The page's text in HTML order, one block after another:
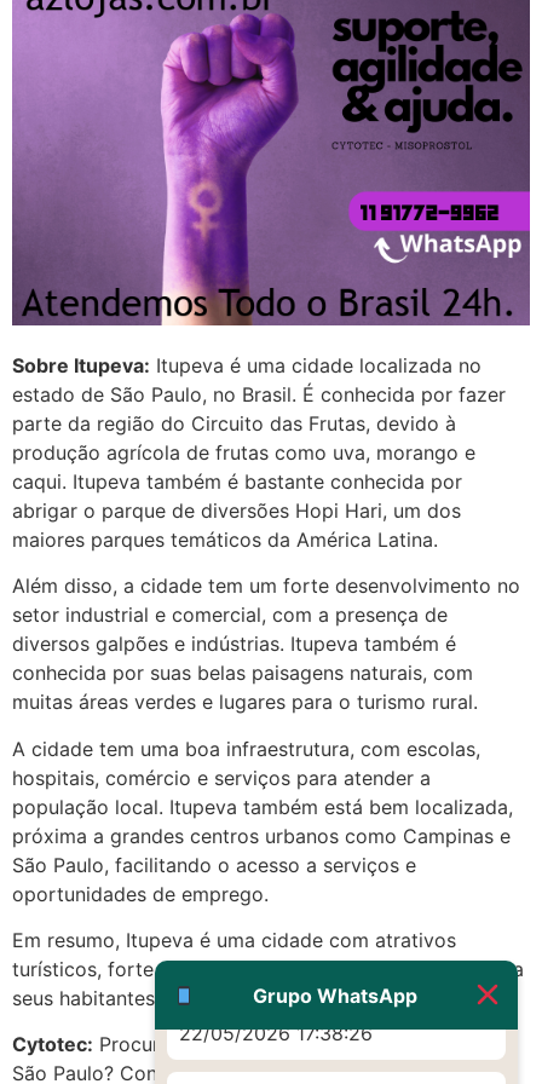
Sobre Itupeva: Itupeva é uma cidade localizada no
estado de São Paulo, no Brasil. É conhecida por fazer
parte da região do Circuito das Frutas, devido à
produção agrícola de frutas como uva, morango e
caqui. Itupeva também é bastante conhecida por
abrigar o parque de diversões Hopi Hari, um dos
maiores parques temáticos da América Latina.
Além disso, a cidade tem um forte desenvolvimento no
setor industrial e comercial, com a presença de
diversos galpões e indústrias. Itupeva também é
conhecida por suas belas paisagens naturais, com
muitas áreas verdes e lugares para o turismo rural.
A cidade tem uma boa infraestrutura, com escolas,
hospitais, comércio e serviços para atender a
população local. Itupeva também está bem localizada,
próxima a grandes centros urbanos como Campinas e
São Paulo, facilitando o acesso a serviços e
oportunidades de emprego.
Em resumo, Itupeva é uma cidade com atrativos
turísticos, forte economia e boa qualidade de vida para
seus habitantes.
Cytotec: Procurando Citotec Misoprostol em Itupeva,
São Paulo? Confira as melhores opções!
Grupo WhatsApp
22/05/2026 17:09:25
G (1199866**** em
http://www.proaborto.com)
Mulheres vocês sabem dizer
quem já tomou os remédio se
depois que para de menstruar
começa a sair um líquido
transparente, se é normal ?
22/05/2026 17:10:05
(879121**** em
http://www.proaborto.com)
Deve ser normal
22/05/2026 17:19:15
http://www.proaborto.com)
Eu acho, não sei
22/05/2026 17:19:16
http://www.proaborto.com)
Deve ser um corrimento normal
mesmo
22/05/2026 17:19:47
G (1199866**** em
http://www.proaborto.com)
Muito obrigadaaaaa
22/05/2026 17:38:26